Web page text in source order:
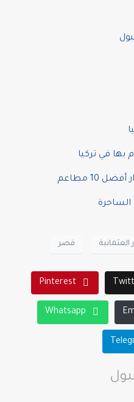
في تركيا
10 مطاعم
الساحرة
العثمانية قصر
Pinterest
Whatsapp